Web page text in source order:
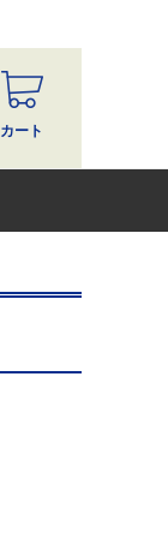
カート